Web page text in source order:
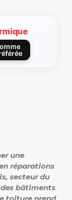
une
réparations
secteur du
bâtiments